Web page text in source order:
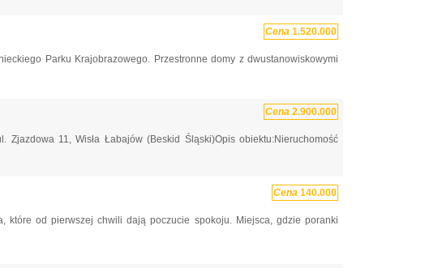
Cena 1.520.000
Parku Krajobrazowego. Przestronne domy z dwustanowiskowymi
Cena 2.900.000
11, Wisła Łabajów (Beskid Śląski)Opis obiektu:Nieruchomość
Cena 140.000
które od pierwszej chwili dają poczucie spokoju. Miejsca, gdzie poranki